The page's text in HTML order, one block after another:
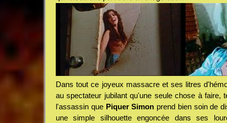
Dans tout ce joyeux massacre et ses litres
au spectateur jubilant qu'une seule chose à faire,
l'assassin que Piquer Simon prend bien soin de
une simple silhouette engoncée dans ses